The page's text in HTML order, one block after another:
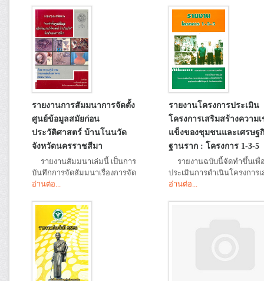
รายงานการสัมมนาการจัดตั้ง
ศูนย์ข้อมูลสมัยก่อน
ประวัติศาสตร์ บ้านโนนวัด
จังหวัดนครราชสีมา
รายงานสัมมนาเล่มนี้ เป็นการ
บันทึกการจัดสัมมนาเรื่องการจัด
อ่านต่อ...
รายงานโครงการประเมิน
โครงการเสริมสร้างความ
แข็งของชุมชนและเศรษฐ
ฐานราก : โครงการ 1-3-5
รายงานฉบับนี้จัดทำขึ้นเพื่
ประเมินการดำเนินโครงการ
อ่านต่อ...